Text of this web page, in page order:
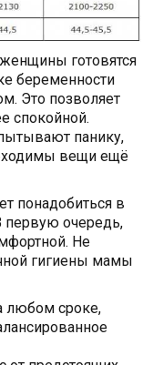
готовятся
беременности
Это позволяет
спокойной.
панику,
вещи ещё
понадобиться в
первую очередь,
Не
гигиены мамы
любом сроке,